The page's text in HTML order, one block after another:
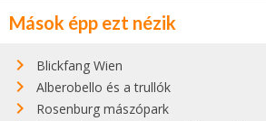
Mások épp ezt nézik
Blickfang Wien
Alberobello és a trullók
Rosenburg mászópark